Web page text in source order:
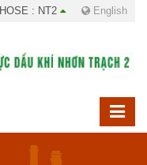
HOSE : NT2 English